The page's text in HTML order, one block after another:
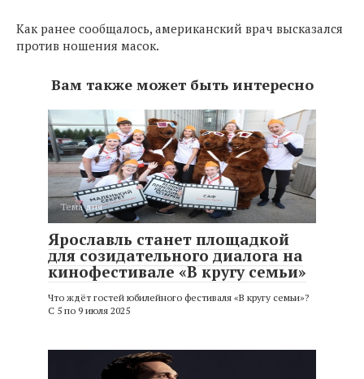
Как ранее сообщалось, американский врач высказался
против ношения масок.
Вам также может быть интересно
Тема дня
Ярославль станет площадкой
для созидательного диалога на
кинофестивале «В кругу семьи»
Что ждёт гостей юбилейного фестиваля «В кругу семьи»?
С 5 по 9 июля 2025